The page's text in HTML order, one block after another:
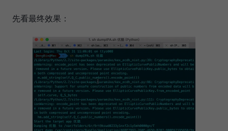
先看最终效果：